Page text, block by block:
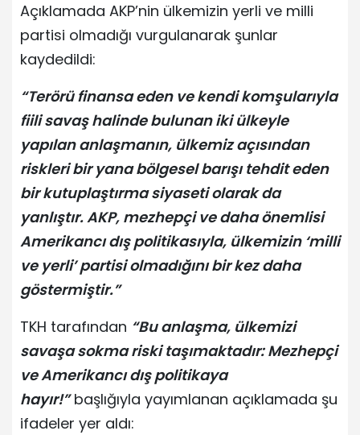
Açıklamada AKP’nin ülkemizin yerli ve milli
partisi olmadığı vurgulanarak şunlar
kaydedildi:
“Terörü finansa eden ve kendi komşularıyla
fiili savaş halinde bulunan iki ülkeyle
yapılan anlaşmanın, ülkemiz açısından
riskleri bir yana bölgesel barışı tehdit eden
bir kutuplaştırma siyaseti olarak da
yanlıştır. AKP, mezhepçi ve daha önemlisi
Amerikancı dış politikasıyla, ülkemizin ‘milli
ve yerli’ partisi olmadığını bir kez daha
göstermiştir.”
TKH tarafından “Bu anlaşma, ülkemizi
savaşa sokma riski taşımaktadır: Mezhepçi
ve Amerikancı dış politikaya
hayır!”başlığıyla yayımlanan açıklamada şu
ifadeler yer aldı: